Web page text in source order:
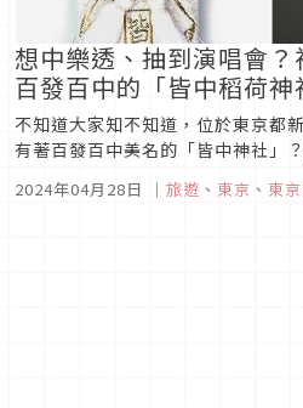
想中樂透、抽到演唱會？
百發百中的「皆中稻荷神
不知道大家知不知道，位於東京都
有著百發百中美名的「皆中神社」
年間鐵炮組百人隊的一個神話改名
2024年04月28日 ｜ 旅遊 、 東京 、 東